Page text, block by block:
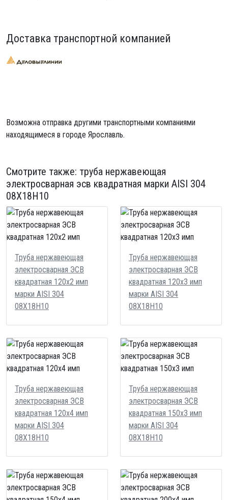
Доставка транспортной компанией
Возможна отправка другими транспортными компаниями
находящимеся в городе Ярославль.
Смотрите также: труба нержавеющая
электросварная эсв квадратная марки AISI 304
08Х18Н10
Труба нержавеющая
электросварная ЭСВ
квадратная 120х2 имп
марки AISI 304
08Х18Н10
Труба нержавеющая
электросварная ЭСВ
квадратная 120х3 имп
марки AISI 304
08Х18Н10
Труба нержавеющая
электросварная ЭСВ
квадратная 120х4 имп
марки AISI 304
08Х18Н10
Труба нержавеющая
электросварная ЭСВ
квадратная 150х3 имп
марки AISI 304
08Х18Н10